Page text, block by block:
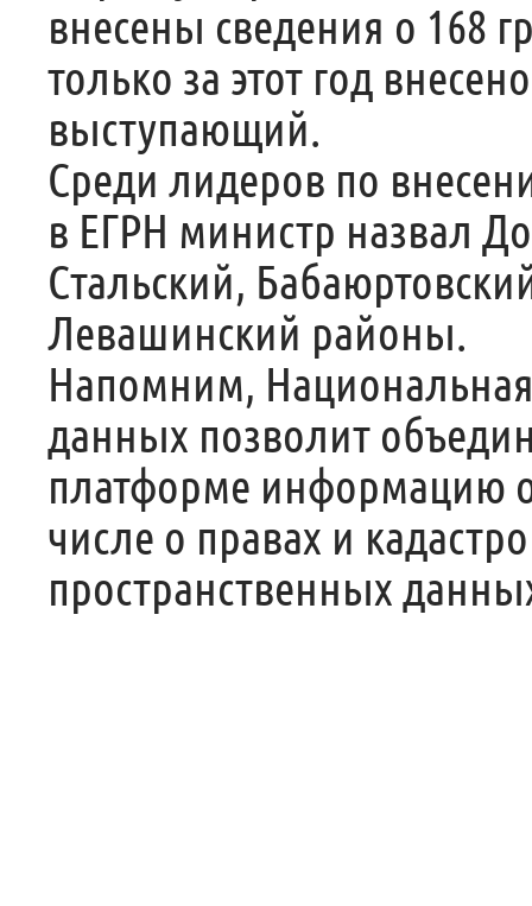
внесены сведения о 168
только за этот год
выступающий.
Среди лидеров по
в ЕГРН министр назвал
Стальский,
Левашинский районы.
Напомним,
данных позволит
платформе информацию
числе о правах и
пространственных